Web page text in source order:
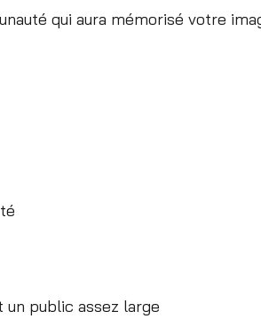
qui aura mémorisé votre
public assez large